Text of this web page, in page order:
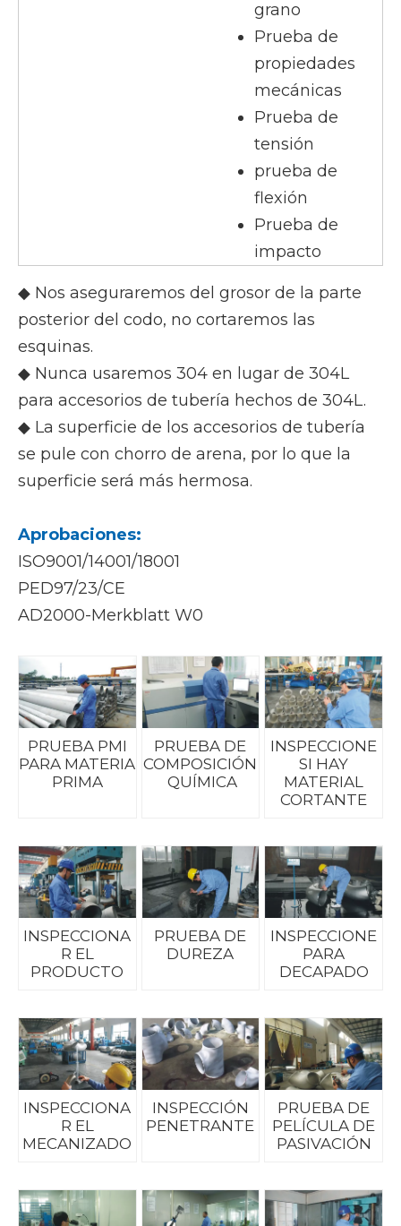
grano
Prueba de
propiedades
mecánicas
Prueba de
tensión
prueba de
flexión
Prueba de
impacto
◆ Nos aseguraremos del grosor de la parte
posterior del codo, no cortaremos las
esquinas.
◆ Nunca usaremos 304 en lugar de 304L
para accesorios de tubería hechos de 304L.
◆ La superficie de los accesorios de tubería
se pule con chorro de arena, por lo que la
superficie será más hermosa.
Aprobaciones:
ISO9001/14001/18001
PED97/23/CE
AD2000-Merkblatt W0
PRUEBA PMI
PARA MATERIA
PRIMA
PRUEBA DE
COMPOSICIÓN
QUÍMICA
INSPECCIONE
SI HAY
MATERIAL
CORTANTE
INSPECCIONA
R EL
PRODUCTO
PRUEBA DE
DUREZA
INSPECCIONE
PARA
DECAPADO
INSPECCIONA
R EL
MECANIZADO
INSPECCIÓN
PENETRANTE
PRUEBA DE
PELÍCULA DE
PASIVACIÓN